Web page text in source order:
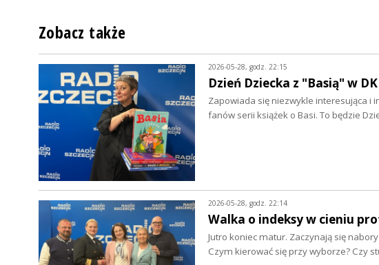
Zobacz także
2026-05-28, godz. 22:15
Dzień Dziecka z "Basią" w
Zapowiada się niezwykle interesująca i
fanów serii książek o Basi. To będzie
2026-05-28, godz. 22:14
Walka o indeksy w cieniu
Jutro koniec matur. Zaczynają się
Czym kierować się przy wyborze? Czy